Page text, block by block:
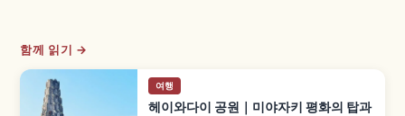
함께 읽기 →
여행
헤이와다이 공원｜미야자키 평화의 탑과